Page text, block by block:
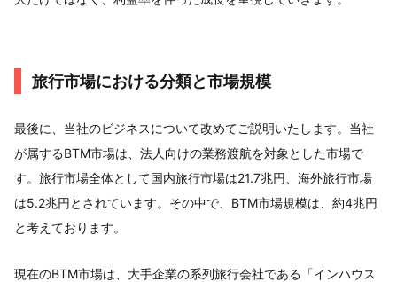
旅行市場における分類と市場規模
最後に、当社のビジネスについて改めてご説明いたします。当社
が属するBTM市場は、法人向けの業務渡航を対象とした市場で
す。旅行市場全体として国内旅行市場は21.7兆円、海外旅行市場
は5.2兆円とされています。その中で、BTM市場規模は、約4兆円
と考えております。
現在のBTM市場は、大手企業の系列旅行会社である「インハウス